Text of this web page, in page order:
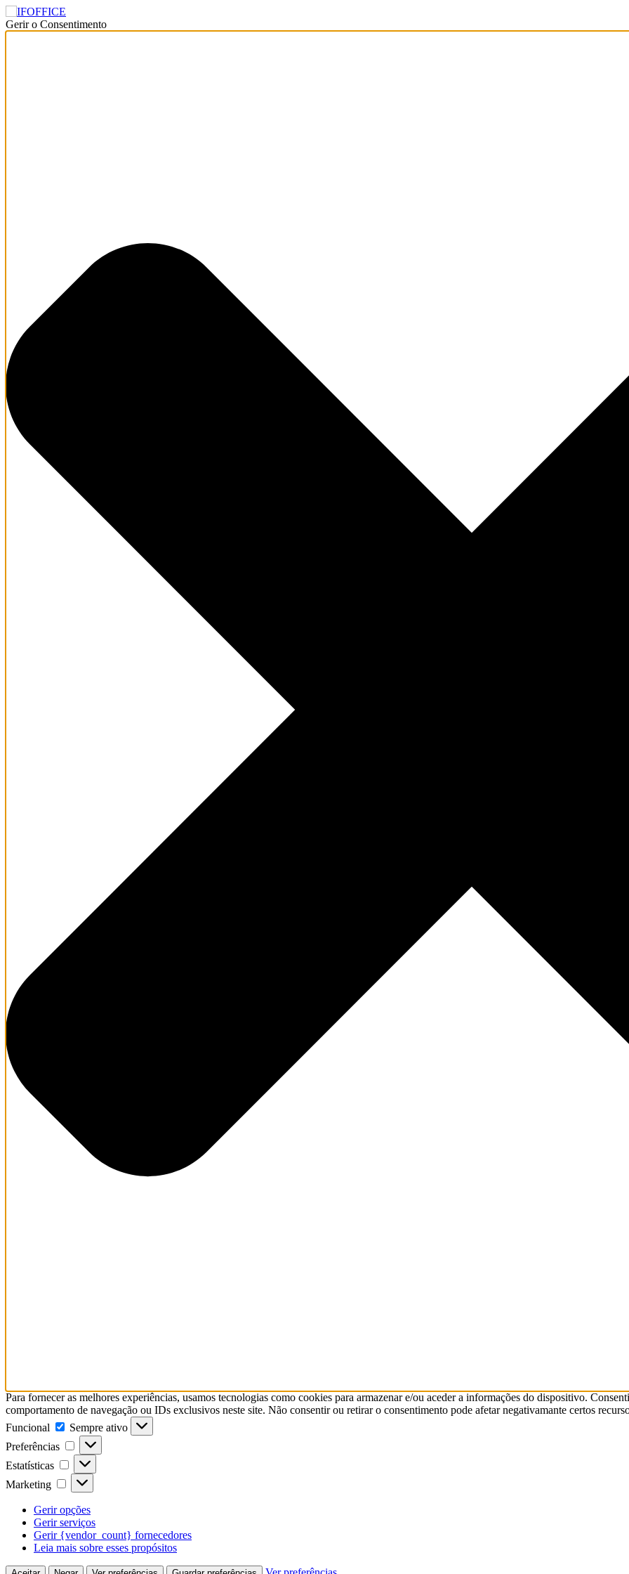
Gerir o Consentimento
Para fornecer as melhores experiências, usamos tecnologias como cookies para armazenar e/ou aceder a informações do dispositivo.
comportamento de navegação ou IDs exclusivos neste site. Não consentir ou retirar o consentimento pode afetar negativamante certos
Funcional
Funcional
Sempre ativo
Preferências
Preferências
Estatísticas Estatísticas
Marketing Marketing
Gerir opções
Gerir serviços
Gerir {vendor_count} fornecedores
Leia mais sobre esses propósitos